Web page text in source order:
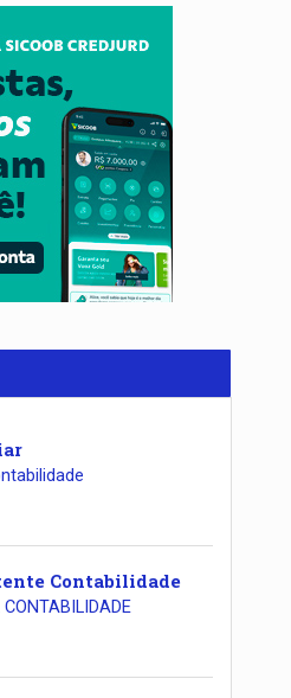
Contabilidade